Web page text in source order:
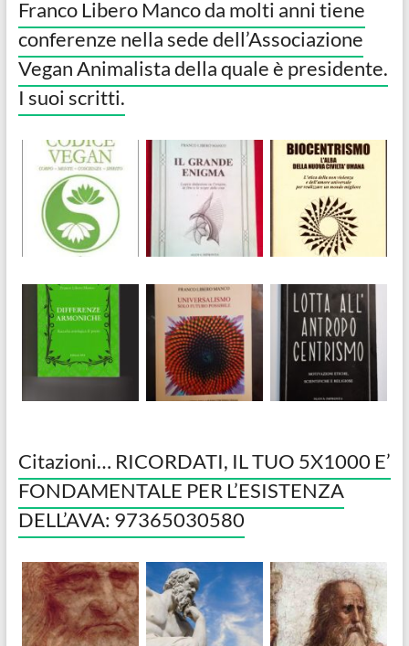
Franco Libero Manco da molti anni tiene
conferenze nella sede dell’Associazione
Vegan Animalista della quale è presidente.
I suoi scritti.
Citazioni… RICORDATI, IL TUO 5X1000 E’
FONDAMENTALE PER L’ESISTENZA
DELL’AVA: 97365030580